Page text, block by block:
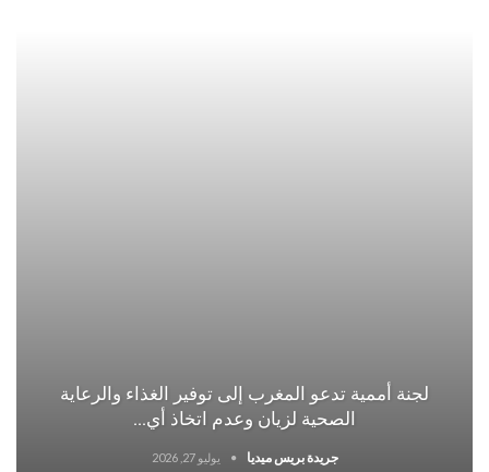
لجنة أممية تدعو المغرب إلى توفير الغذاء والرعاية
الصحية لزيان وعدم اتخاذ أي…
جريدة بريس ميديا يوليو 27, 2026